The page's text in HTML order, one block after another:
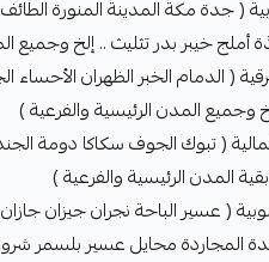
( جدة مكة المدينة المنورة
أملج خيبر بدر تثليث .. إلخ وجميع
( الدمام الخبر الظهران الأحساء
وجميع المدن الرئيسية والفرعية )
( تبوك الجوف سكاكا دومة
المدن الرئيسية والفرعية )
( عسير الباحة نجران جيزان
المجاردة محايل عسير بلسمر